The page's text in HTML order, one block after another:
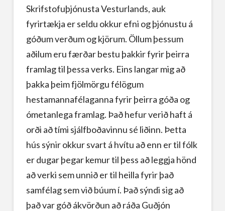
Skrifstofuþjónusta Vesturlands, auk
fyrirtækja er seldu okkur efni og þjónustu á
góðum verðum og kjörum. Öllum þessum
aðilum eru færðar bestu þakkir fyrir þeirra
framlag til þessa verks. Eins langar mig að
þakka þeim fjölmörgu félögum
hestamannafélaganna fyrir þeirra góða og
ómetanlega framlag. Það hefur verið haft á
orði að tími sjálfboðavinnu sé liðinn. Þetta
hús sýnir okkur svart á hvítu að enn er til fólk
er dugar þegar kemur til þess að leggja hönd
að verki sem unnið er til heilla fyrir það
samfélag sem við búum í. Það sýndi sig að
það var góð ákvörðun að ráða Guðjón